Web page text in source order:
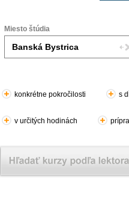
Miesto štúdia
konkrétne pokročilosti s
v určitých hodinách